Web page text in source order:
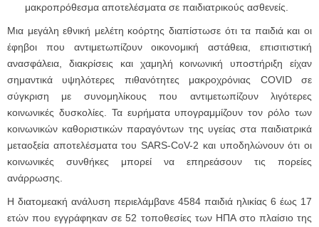
μακροπρόθεσμα αποτελέσματα σε παιδιατρικούς ασθενείς.
Μια μεγάλη εθνική μελέτη κοόρτης διαπίστωσε ότι τα παιδιά και οι
έφηβοι που αντιμετωπίζουν οικονομική αστάθεια, επισιτιστική
ανασφάλεια, διακρίσεις και χαμηλή κοινωνική υποστήριξη είχαν
σημαντικά υψηλότερες πιθανότητες μακροχρόνιας COVID σε
σύγκριση με συνομηλίκους που αντιμετωπίζουν λιγότερες
κοινωνικές δυσκολίες. Τα ευρήματα υπογραμμίζουν τον ρόλο των
κοινωνικών καθοριστικών παραγόντων της υγείας στα παιδιατρικά
μεταοξεία αποτελέσματα του SARS-CoV-2 και υποδηλώνουν ότι οι
κοινωνικές συνθήκες μπορεί να επηρεάσουν τις πορείες
ανάρρωσης.
Η διατομεακή ανάλυση περιελάμβανε 4584 παιδιά ηλικίας 6 έως 17
ετών που εγγράφηκαν σε 52 τοποθεσίες των ΗΠΑ στο πλαίσιο της